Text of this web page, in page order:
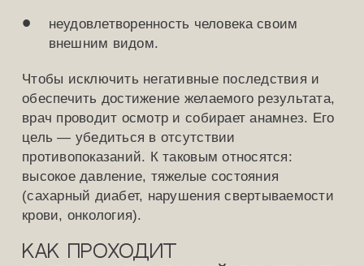
неудовлетворенность человека своим
внешним видом.
Чтобы исключить негативные последствия и
обеспечить достижение желаемого результата,
врач проводит осмотр и собирает анамнез. Его
цель — убедиться в отсутствии
противопоказаний. К таковым относятся:
высокое давление, тяжелые состояния
(сахарный диабет, нарушения свертываемости
крови, онкология).
Как проходит